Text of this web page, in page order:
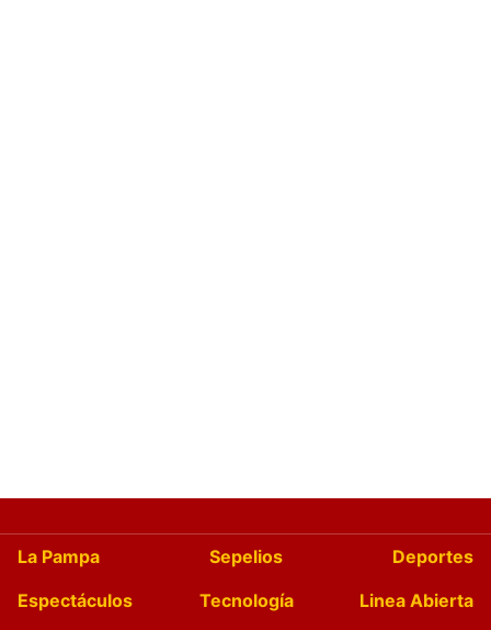
La Pampa Sepelios
Deportes
Espectáculos
Tecnología
Linea Abierta